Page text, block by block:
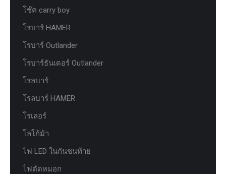
โช๊ค carry boy
โรบาร์ HAMER
โรบาร์ Outlander
โรบาร์ธันเดอร์ Outlander
โรลบาร์
โรลบาร์ HAMER
โรเลอร์
โลโก้ม้า
ไฟ LED ในกันชนท้าย
ไฟตัดหมอก